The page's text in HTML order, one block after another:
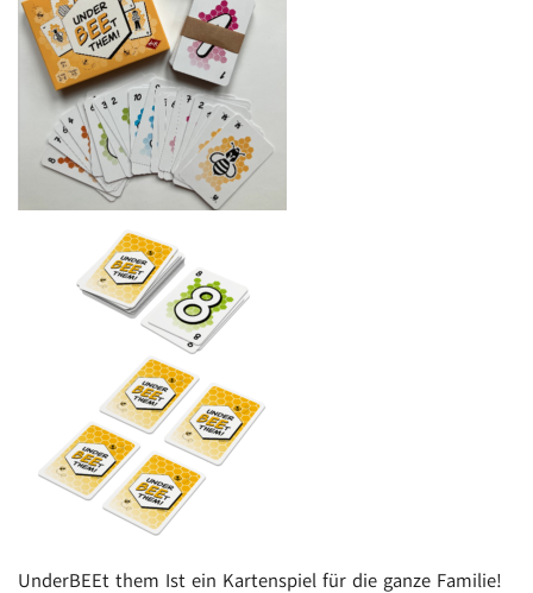
UnderBEEt them Ist ein Kartenspiel für die ganze Familie!